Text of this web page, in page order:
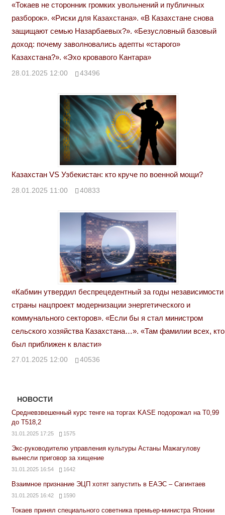
«Токаев не сторонник громких увольнений и публичных
разборок». «Риски для Казахстана». «В Казахстане снова
защищают семью Назарбаевых?». «Безусловный базовый
доход: почему заволновались адепты «старого»
Казахстана?». «Эхо кровавого Кантара»
28.01.2025 12:00 43496
Казахстан VS Узбекистан: кто круче по военной мощи?
28.01.2025 11:00 40833
«Кабмин утвердил беспрецедентный за годы независимости
страны нацпроект модернизации энергетического и
коммунального секторов». «Если бы я стал министром
сельского хозяйства Казахстана…». «Там фамилии всех, кто
был приближен к власти»
27.01.2025 12:00 40536
НОВОСТИ
Средневзвешенный курс тенге на торгах KASE подорожал на Т0,99
до Т518,2
31.01.2025 17:25 1575
Экс-руководителю управления культуры Астаны Мажагулову
вынесли приговор за хищение
31.01.2025 16:54 1642
Взаимное признание ЭЦП хотят запустить в ЕАЭС – Сагинтаев
31.01.2025 16:42 1590
Токаев принял специального советника премьер-министра Японии